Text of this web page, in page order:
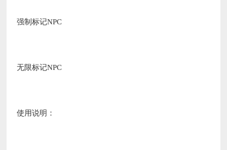
强制标记NPC
无限标记NPC
使用说明：